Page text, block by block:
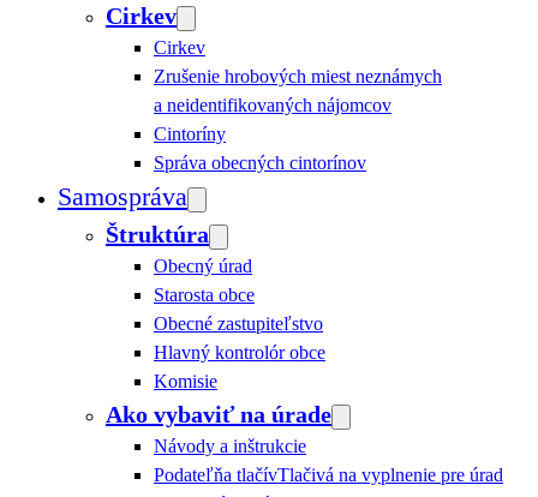
Cirkev
Cirkev
Zrušenie hrobových miest neznámych
a neidentifikovaných nájomcov
Cintoríny
Správa obecných cintorínov
Samospráva
Štruktúra
Obecný úrad
Starosta obce
Obecné zastupiteľstvo
Hlavný kontrolór obce
Komisie
Ako vybaviť na úrade
Návody a inštrukcie
Podateľňa tlačívTlačivá na vyplnenie pre úrad